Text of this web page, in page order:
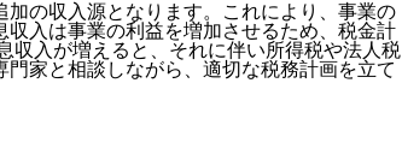
の収入源となります。これにより、事業の
入は事業の利益を増加させるため、税金計
収入が増えると、それに伴い所得税や法人税
家と相談しながら、適切な税務計画を立て